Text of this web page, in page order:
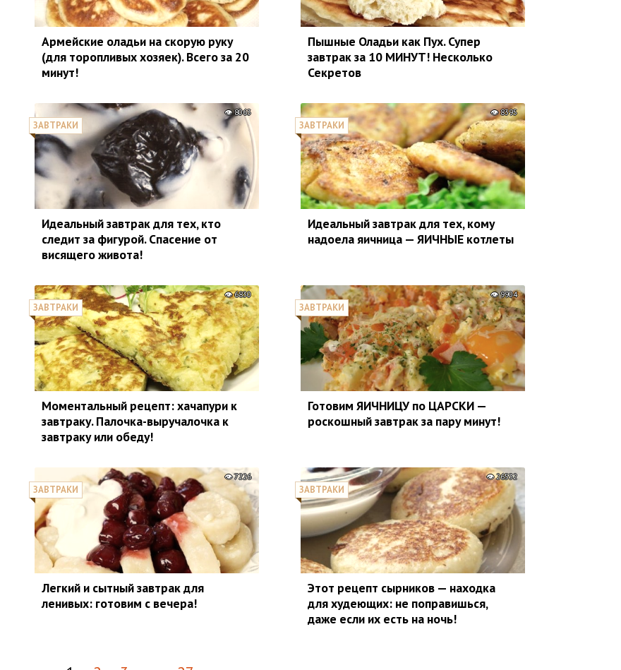
Армейские оладьи на скорую руку
(для торопливых хозяек). Всего за 20
минут!
Пышные Оладьи как Пух. Супер
завтрак за 10 МИНУТ! Несколько
Секретов
ЗАВТРАКИ
8063
Идеальный завтрак для тех, кто
следит за фигурой. Спасение от
висящего живота!
ЗАВТРАКИ
8395
Идеальный завтрак для тех, кому
надоела яичница — ЯИЧНЫЕ котлеты
ЗАВТРАКИ
6830
Моментальный рецепт: хачапури к
завтраку. Палочка-выручалочка к
завтраку или обеду!
ЗАВТРАКИ
9904
Готовим ЯИЧНИЦУ по ЦАРСКИ —
роскошный завтрак за пару минут!
ЗАВТРАКИ
7226
Легкий и сытный завтрак для
ленивых: готовим с вечера!
ЗАВТРАКИ
26532
Этот рецепт сырников — находка
для худеющих: не поправишься,
даже если их есть на ночь!